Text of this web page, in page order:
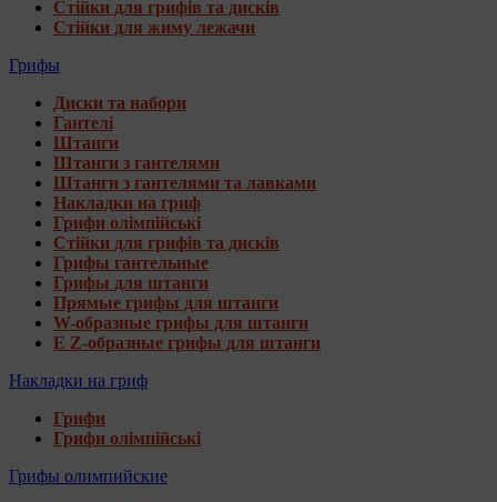
Стійки для грифів та дисків
Стійки для жиму лежачи
Грифы
Диски та набори
Гантелі
Штанги
Штанги з гантелями
Штанги з гантелями та лавками
Накладки на гриф
Грифи олімпійські
Стійки для грифів та дисків
Грифы гантельные
Грифы для штанги
Прямые грифы для штанги
W-образные грифы для штанги
E Z-образные грифы для штанги
Накладки на гриф
Грифи
Грифи олімпійські
Грифы олимпийские